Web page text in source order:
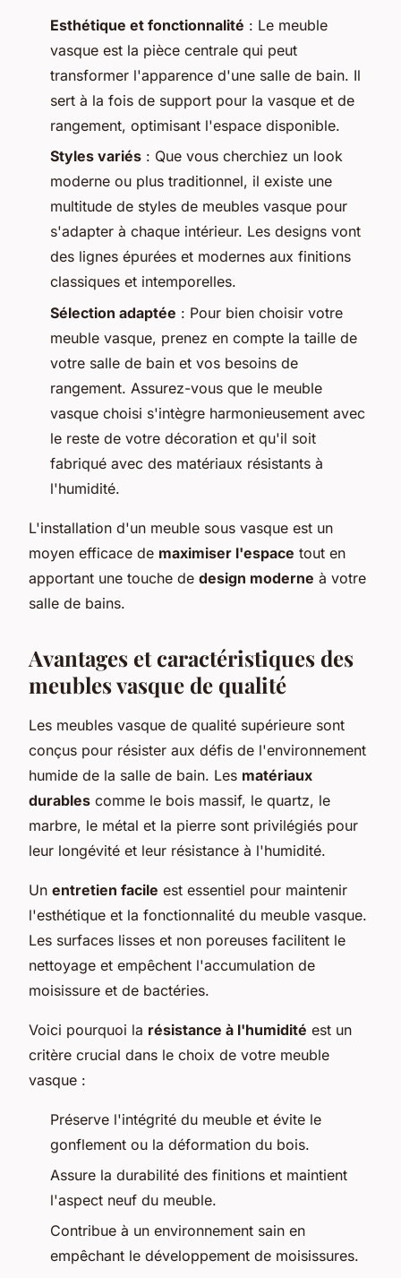
Esthétique et fonctionnalité : Le meuble
vasque est la pièce centrale qui peut
transformer l'apparence d'une salle de bain. Il
sert à la fois de support pour la vasque et de
rangement, optimisant l'espace disponible.
Styles variés : Que vous cherchiez un look
moderne ou plus traditionnel, il existe une
multitude de styles de meubles vasque pour
s'adapter à chaque intérieur. Les designs vont
des lignes épurées et modernes aux finitions
classiques et intemporelles.
Sélection adaptée : Pour bien choisir votre
meuble vasque, prenez en compte la taille de
votre salle de bain et vos besoins de
rangement. Assurez-vous que le meuble
vasque choisi s'intègre harmonieusement avec
le reste de votre décoration et qu'il soit
fabriqué avec des matériaux résistants à
l'humidité.
L'installation d'un meuble sous vasque est un
moyen efficace de maximiser l'espace tout en
apportant une touche de design moderne à votre
salle de bains.
Avantages et caractéristiques des
meubles vasque de qualité
Les meubles vasque de qualité supérieure sont
conçus pour résister aux défis de l'environnement
humide de la salle de bain. Les matériaux
durables comme le bois massif, le quartz, le
marbre, le métal et la pierre sont privilégiés pour
leur longévité et leur résistance à l'humidité.
Un entretien facile est essentiel pour maintenir
l'esthétique et la fonctionnalité du meuble vasque.
Les surfaces lisses et non poreuses facilitent le
nettoyage et empêchent l'accumulation de
moisissure et de bactéries.
Voici pourquoi la résistance à l'humidité est un
critère crucial dans le choix de votre meuble
vasque :
Préserve l'intégrité du meuble et évite le
gonflement ou la déformation du bois.
Assure la durabilité des finitions et maintient
l'aspect neuf du meuble.
Contribue à un environnement sain en
empêchant le développement de moisissures.